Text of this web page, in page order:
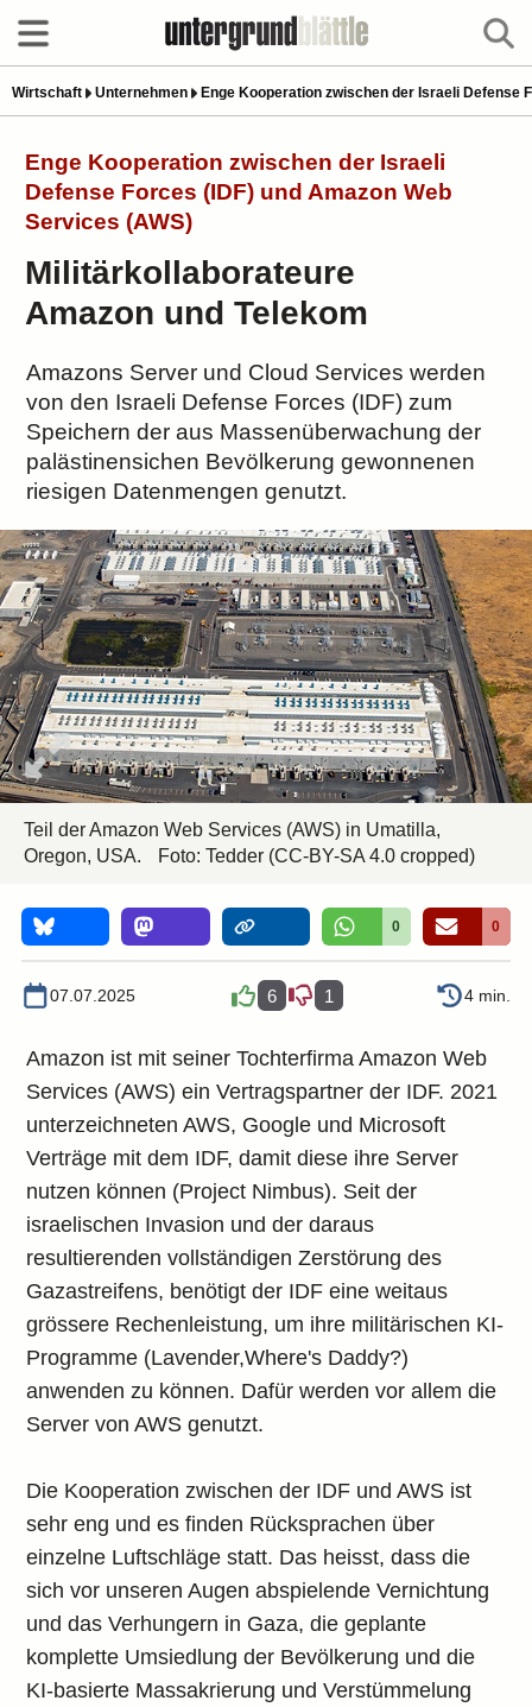
Wirtschaft Unternehmen Enge Kooperation zwischen der Israeli Defense
Enge Kooperation zwischen der Israeli
Defense Forces (IDF) und Amazon Web
Services (AWS)
Militärkollaborateure
Amazon und Telekom
Amazons Server und Cloud Services werden
von den Israeli Defense Forces (IDF) zum
Speichern der aus Massenüberwachung der
palästinensichen Bevölkerung gewonnenen
riesigen Datenmengen genutzt.
Teil der Amazon Web Services (AWS) in Umatilla,
Oregon, USA.
Foto: Tedder (CC-BY-SA 4.0 cropped)
0 0
07.07.2025 6 1 4 min.
Amazon ist mit seiner Tochterfirma Amazon Web
Services (AWS) ein Vertragspartner der IDF. 2021
unterzeichneten AWS, Google und Microsoft
Verträge mit dem IDF, damit diese ihre Server
nutzen können (Project Nimbus). Seit der
israelischen Invasion und der daraus
resultierenden vollständigen Zerstörung des
Gazastreifens, benötigt der IDF eine weitaus
grössere Rechenleistung, um ihre militärischen KI-
Programme (Lavender,Where's Daddy?)
anwenden zu können. Dafür werden vor allem die
Server von AWS genutzt.
Die Kooperation zwischen der IDF und AWS ist
sehr eng und es finden Rücksprachen über
einzelne Luftschläge statt. Das heisst, dass die
sich vor unseren Augen abspielende Vernichtung
und das Verhungern in Gaza, die geplante
komplette Umsiedlung der Bevölkerung und die
KI-basierte Massakrierung und Verstümmelung